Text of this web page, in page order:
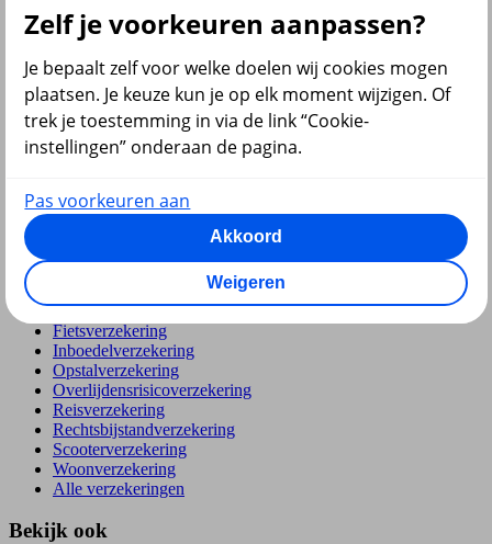
Verzekeringen
Annuleringsverzekering
Bromfietsverzekering
Fietsverzekering
Inboedelverzekering
Opstalverzekering
Overlijdensrisicoverzekering
Reisverzekering
Rechtsbijstandverzekering
Scooterverzekering
Woonverzekering
Alle verzekeringen
Bekijk ook
Zelf je voorkeuren aanpassen?
Je bepaalt zelf voor welke doelen wij cookies mogen
plaatsen. Je keuze kun je op elk moment wijzigen. Of
trek je toestemming in via de link “Cookie-
instellingen” onderaan de pagina.
Pas voorkeuren aan
Akkoord
Weigeren